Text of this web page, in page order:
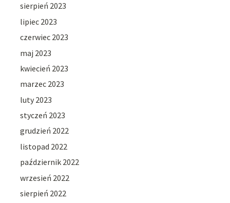
sierpień 2023
lipiec 2023
czerwiec 2023
maj 2023
kwiecień 2023
marzec 2023
luty 2023
styczeń 2023
grudzień 2022
listopad 2022
październik 2022
wrzesień 2022
sierpień 2022